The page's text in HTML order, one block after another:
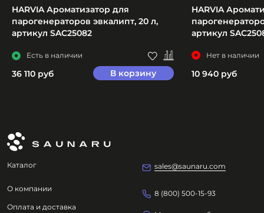
HARVIA Ароматизатор для
парогенераторов эвкалипт, 20 л,
артикул SAC25082
Есть в наличии
36 110 руб В корзину
HARVIA
артикул
Нет в наличии
10 940 руб
Каталог
О компании
Оплата и доставка
sales@saunaru.com
8 (800) 500-15-93